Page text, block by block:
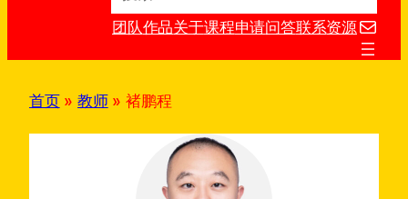
a
h
团队作品关于课程申请问答联系资源电子邮件
首页»教师»褚鹏程